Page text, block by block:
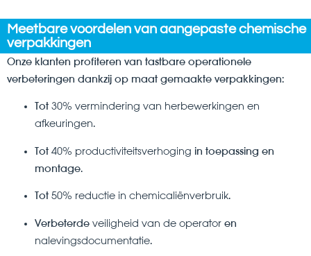
Meetbare voordelen van aangepaste chemische
verpakkingen
Onze klanten profiteren van tastbare operationele
verbeteringen dankzij op maat gemaakte verpakkingen:
Tot 30% vermindering van herbewerkingen en
afkeuringen.
Tot 40% productiviteitsverhoging in toepassing en
montage.
Tot 50% reductie in chemicaliënverbruik.
Verbeterde veiligheid van de operator en
nalevingsdocumentatie.